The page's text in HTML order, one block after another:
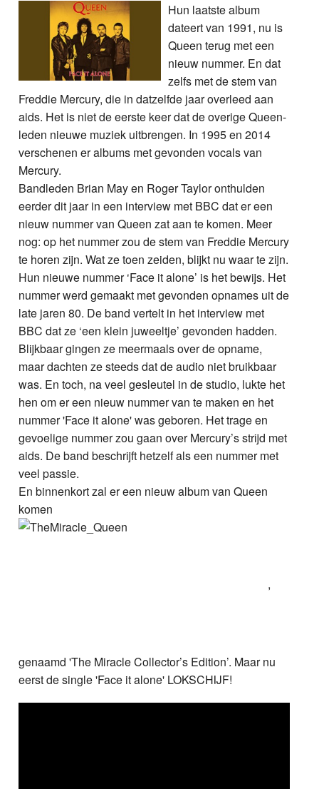
Hun laatste album
dateert van 1991, nu is
Queen terug met een
nieuw nummer. En dat
zelfs met de stem van
Freddie Mercury, die in datzelfde jaar overleed aan
aids. Het is niet de eerste keer dat de overige Queen-
leden nieuwe muziek uitbrengen. In 1995 en 2014
verschenen er albums met gevonden vocals van
Mercury.
Bandleden Brian May en Roger Taylor onthulden
eerder dit jaar in een interview met BBC dat er een
nieuw nummer van Queen zat aan te komen. Meer
nog: op het nummer zou de stem van Freddie Mercury
te horen zijn. Wat ze toen zeiden, blijkt nu waar te zijn.
Hun nieuwe nummer ‘Face it alone’ is het bewijs. Het
nummer werd gemaakt met gevonden opnames uit de
late jaren 80. De band vertelt in het interview met
BBC dat ze ‘een klein juweeltje’ gevonden hadden.
Blijkbaar gingen ze meermaals over de opname,
maar dachten ze steeds dat de audio niet bruikbaar
was. En toch, na veel gesleutel in de studio, lukte het
hen om er een nieuw nummer van te maken en het
nummer 'Face it alone' was geboren. Het trage en
gevoelige nummer zou gaan over Mercury’s strijd met
aids. De band beschrijft hetzelf als een nummer met
veel passie.
En binnenkort zal er een nieuw album van Queen
komen
,
genaamd 'The Miracle Collector’s Edition’. Maar nu
eerst de single 'Face it alone' LOKSCHIJF!